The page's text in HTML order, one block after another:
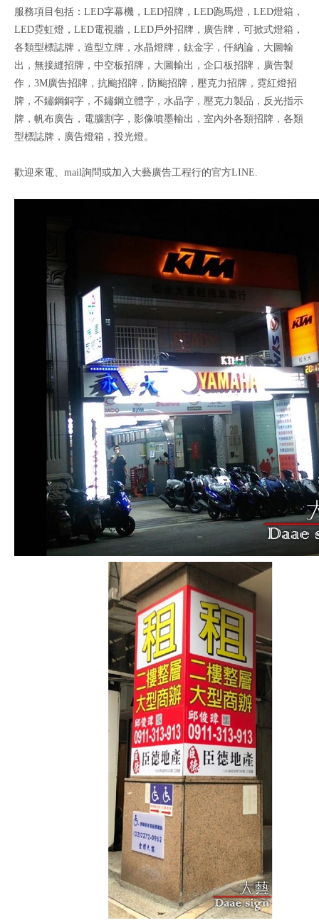
服務項目包括：LED字幕機，LED招牌，LED跑馬燈，LED燈箱，
LED霓虹燈，LED電視牆，LED戶外招牌，廣告牌，可掀式燈箱，
各類型標誌牌，造型立牌，水晶燈牌，鈦金字，仟納論，大圖輸
出，無接縫招牌，中空板招牌，大圖輸出，企口板招牌，廣告製
作，3M廣告招牌，抗颱招牌，防颱招牌，壓克力招牌，霓紅燈招
牌，不鏽鋼銅字，不鏽鋼立體字，水晶字，壓克力製品，反光指示
牌，帆布廣告，電腦割字，影像噴墨輸出，室內外各類招牌，各類
型標誌牌，廣告燈箱，投光燈。
歡迎來電、mail詢問或加入大藝廣告工程行的官方LINE.